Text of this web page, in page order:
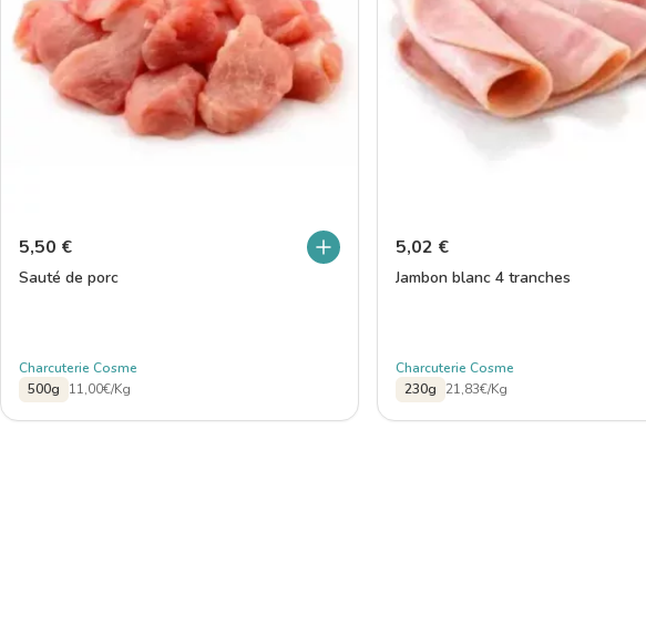
5,50 €
Sauté de porc
Charcuterie Cosme
500g
11,00€/Kg
5,02 €
Jambon blanc 4 tranches
Charcuterie Cosme
230g
21,83€/Kg